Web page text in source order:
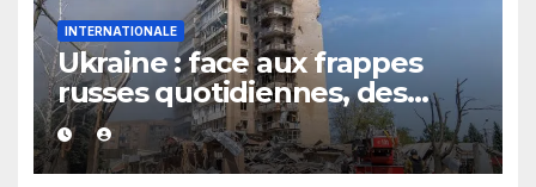
INTERNATIONALE
Ukraine : face aux frappes
russes quotidiennes, des
évacuations ordonnées à
Kramatorsk